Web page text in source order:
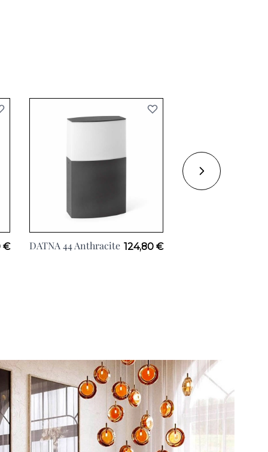
€ DATNA 44 Anthracite 124,80 €